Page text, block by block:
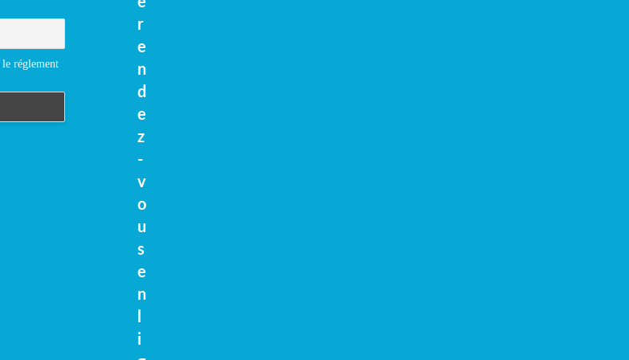
réglement
r
e
n
d
e
z
-
v
o
u
s
e
n
i